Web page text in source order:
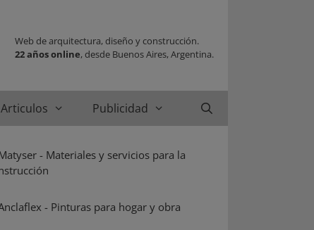
Web de arquitectura, diseño y construcción.
22 años online, desde Buenos Aires, Argentina.
Articulos Publicidad